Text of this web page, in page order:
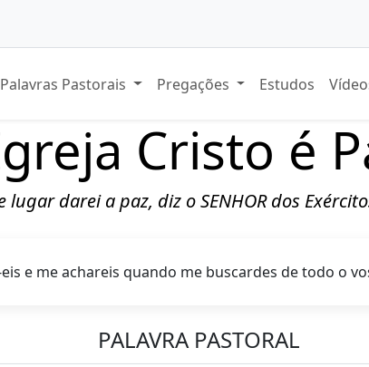
Palavras Pastorais Pregações Estudos
Cristo é
lugar darei a paz, diz o SENHOR dos
e me achareis quando me buscardes de todo o
PALAVRA PASTORAL